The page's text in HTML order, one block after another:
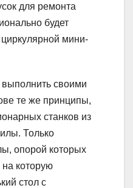
для ремонта
будет
циркулярной мини-
своими
те же принципы,
станков из
Только
опорой которых
на которую
стол с